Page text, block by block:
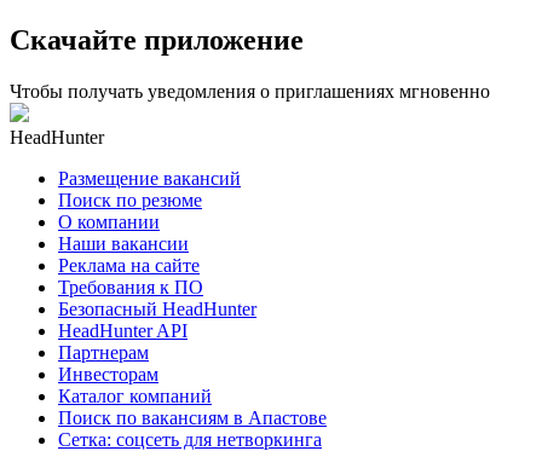
Скачайте приложение
Чтобы получать уведомления о приглашениях мгновенно
HeadHunter
Размещение вакансий
Поиск по резюме
О компании
Наши вакансии
Реклама на сайте
Требования к ПО
Безопасный HeadHunter
HeadHunter API
Партнерам
Инвесторам
Каталог компаний
Поиск по вакансиям в Апастове
Сетка: соцсеть для нетворкинга